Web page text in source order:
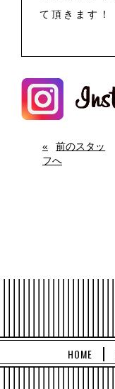
て頂きます！
前のスタッ
フへ
HOME